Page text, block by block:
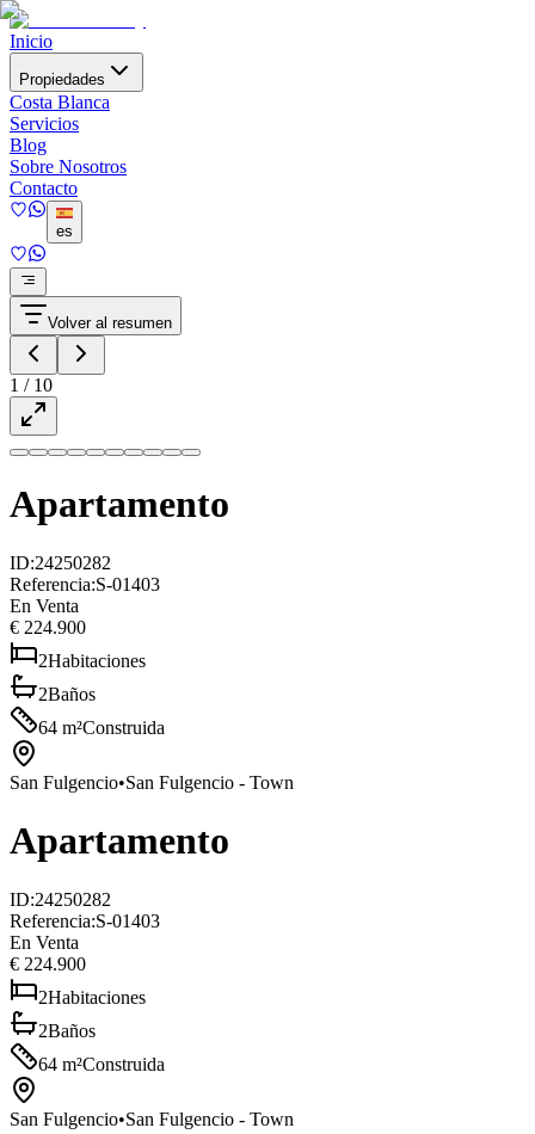
Inicio
Propiedades
Costa Blanca
Servicios
Blog
Sobre Nosotros
Contacto
es
Volver al resumen
1 / 10
Apartamento
ID:24250282
Referencia:S-01403
En Venta
€ 224.900
2Habitaciones
2Baños
64 m²Construida
San Fulgencio•San Fulgencio - Town
Apartamento
ID:24250282
Referencia:S-01403
En Venta
€ 224.900
2Habitaciones
2Baños
64 m²Construida
San Fulgencio•San Fulgencio - Town